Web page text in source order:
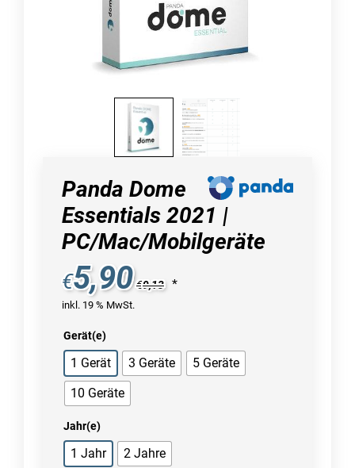
Panda Dome
Essentials 2021 |
PC/Mac/Mobilgeräte
€5,90 €9,13 *
inkl. 19 % MwSt.
Gerät(e)
1 Gerät 3 Geräte
5 Geräte
10 Geräte
Jahr(e)
1 Jahr 2 Jahre